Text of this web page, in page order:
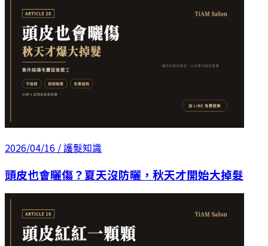
2026/04/16 / 護髮知識
頭皮也會曬傷？夏天沒防曬，秋天才開始大掉髮